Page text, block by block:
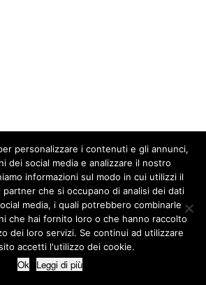
personalizzare i contenuti e gli annunci,
dei social media e analizzare il nostro
informazioni sul modo in cui utilizzi il
che si occupano di analisi dei dati
media, i quali potrebbero combinarle
che hai fornito loro o che hanno raccolto
dei loro servizi. Se continui ad utilizzare
accetti l'utilizzo dei cookie.
Ok Leggi di più